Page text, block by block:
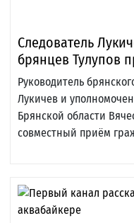
Следователь
брянцев Тулупов
Руководитель
Лукичев и
Брянской области
совместный приём